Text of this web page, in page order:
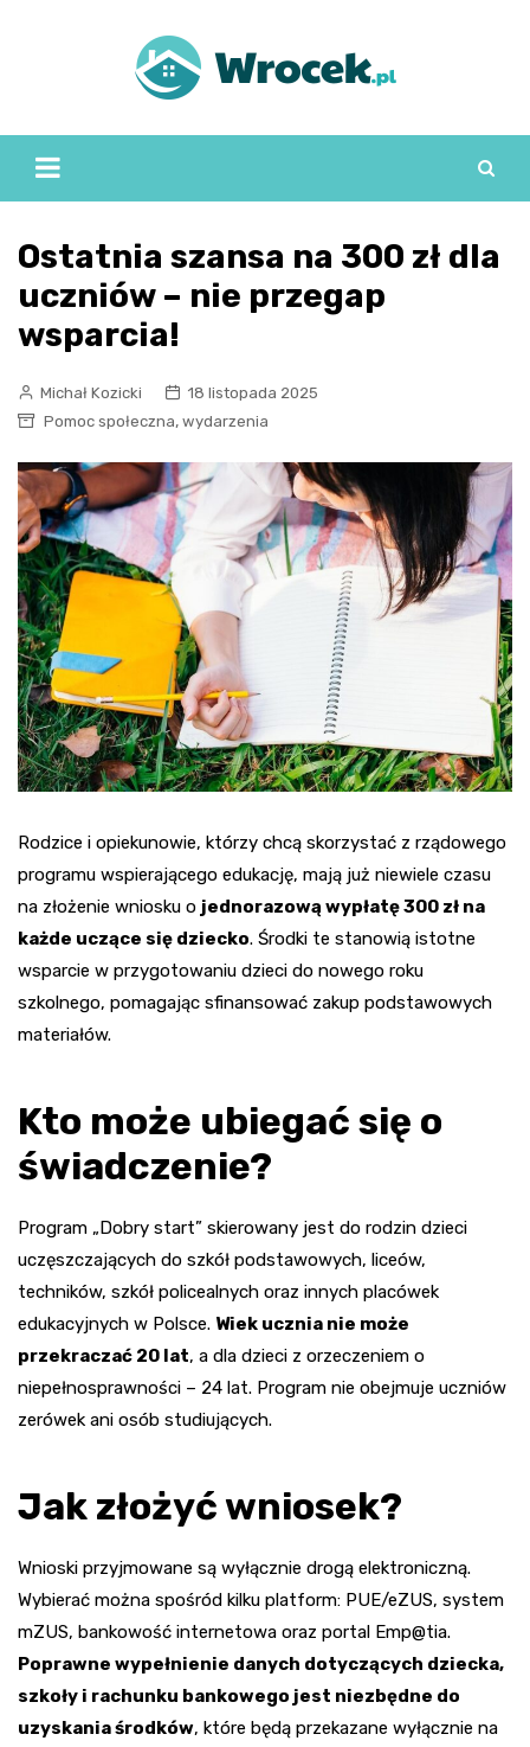
Ostatnia szansa na 300 zł dla
uczniów – nie przegap
wsparcia!
Michał Kozicki
18 listopada 2025
Pomoc społeczna, wydarzenia
Rodzice i opiekunowie, którzy chcą skorzystać z rządowego
programu wspierającego edukację, mają już niewiele czasu
na złożenie wniosku o jednorazową wypłatę 300 zł na
każde uczące się dziecko. Środki te stanowią istotne
wsparcie w przygotowaniu dzieci do nowego roku
szkolnego, pomagając sfinansować zakup podstawowych
materiałów.
Kto może ubiegać się o
świadczenie?
Program „Dobry start” skierowany jest do rodzin dzieci
uczęszczających do szkół podstawowych, liceów,
techników, szkół policealnych oraz innych placówek
edukacyjnych w Polsce. Wiek ucznia nie może
przekraczać 20 lat, a dla dzieci z orzeczeniem o
niepełnosprawności – 24 lat. Program nie obejmuje uczniów
zerówek ani osób studiujących.
Jak złożyć wniosek?
Wnioski przyjmowane są wyłącznie drogą elektroniczną.
Wybierać można spośród kilku platform: PUE/eZUS, system
mZUS, bankowość internetowa oraz portal Emp@tia.
Poprawne wypełnienie danych dotyczących dziecka,
szkoły i rachunku bankowego jest niezbędne do
uzyskania środków, które będą przekazane wyłącznie na